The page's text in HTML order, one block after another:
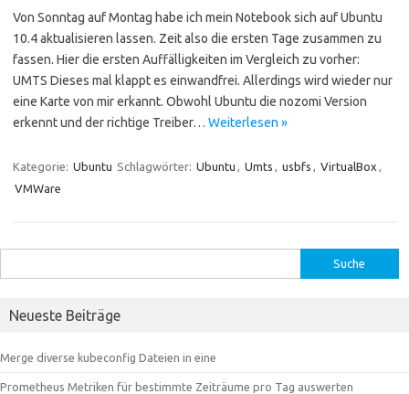
Von Sonntag auf Montag habe ich mein Notebook sich auf Ubuntu
10.4 aktualisieren lassen. Zeit also die ersten Tage zusammen zu
fassen. Hier die ersten Auffälligkeiten im Vergleich zu vorher:
UMTS Dieses mal klappt es einwandfrei. Allerdings wird wieder nur
eine Karte von mir erkannt. Obwohl Ubuntu die nozomi Version
erkennt und der richtige Treiber… Weiterlesen »
Kategorie: Ubuntu Schlagwörter: Ubuntu , Umts , usbfs , VirtualBox ,
VMWare
nach:
Neueste Beiträge
Merge diverse kubeconfig Dateien in eine
Prometheus Metriken für bestimmte Zeiträume pro Tag auswerten